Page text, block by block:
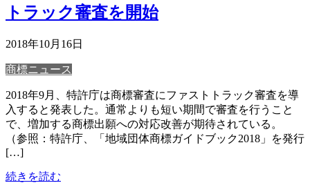
トラック審査を開始
2018年10月16日
商標ニュース
2018年9月、特許庁は商標審査にファストトラック審査を導
入すると発表した。通常よりも短い期間で審査を行うこと
で、増加する商標出願への対応改善が期待されている。
（参照：特許庁、「地域団体商標ガイドブック2018」を発行
[…]
続きを読む